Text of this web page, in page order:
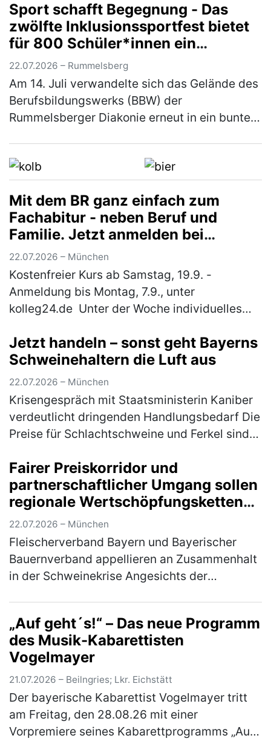
Medaille ausgezeichnet. Mit der höchsten
Eh…(mehr)
Sport schafft Begegnung - Das
zwölfte Inklusionssportfest bietet
für 800 Schüler*innen ein
vielfältiges Bewegungsangebot
22.07.2026 – Rummelsberg
Am 14. Juli verwandelte sich das Gelände des
Berufsbildungswerks (BBW) der
Rummelsberger Diakonie erneut in ein buntes
(mehr)
Mit dem BR ganz einfach zum
Fachabitur - neben Beruf und
Familie. Jetzt anmelden bei
"kolleg24"
22.07.2026 – München
Kostenfreier Kurs ab Samstag, 19.9. -
Anmeldung bis Montag, 7.9., unter
kolleg24.de Unter der Woche individuelles
Unterricht in einer nahe gelegenen Schule…
(mehr)
Jetzt handeln – sonst geht Bayerns
Schweinehaltern die Luft aus
22.07.2026 – München
Krisengespräch mit Staatsministerin Kaniber
verdeutlicht dringenden Handlungsbedarf Die
Preise für Schlachtschweine und Ferkel sind
und Fußballweltmeisterscha…(mehr)
Fairer Preiskorridor und
partnerschaftlicher Umgang sollen
regionale Wertschöpfungsketten
sichern
22.07.2026 – München
Fleischerverband Bayern und Bayerischer
Bauernverband appellieren an Zusammenhalt
in der Schweinekrise Angesichts der
B…(mehr)
„Auf geht´s!“ – Das neue Programm
des Musik-Kabarettisten
Vogelmayer
21.07.2026 – Beilngries; Lkr. Eichstätt
Der bayerische Kabarettist Vogelmayer tritt
am Freitag, den 28.08.26 mit einer
Vorpremiere seines Kabarettprogramms „Auf